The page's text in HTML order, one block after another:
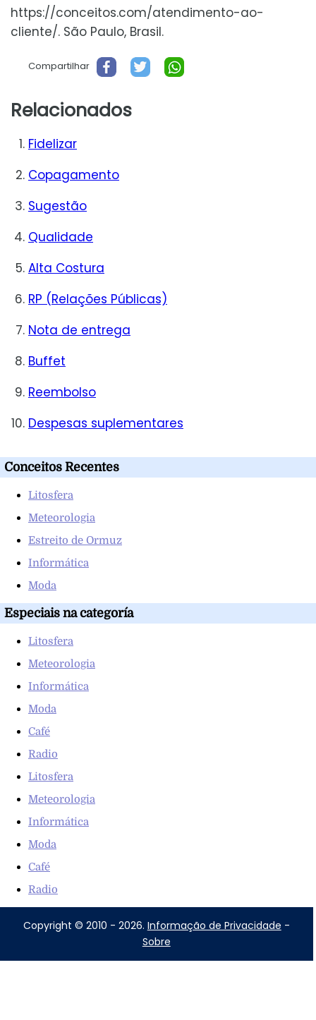
https://conceitos.com/atendimento-ao-
cliente/. São Paulo, Brasil.
Compartilhar
Relacionados
Fidelizar
Copagamento
Sugestão
Qualidade
Alta Costura
RP (Relações Públicas)
Nota de entrega
Buffet
Reembolso
Despesas suplementares
Conceitos Recentes
Litosfera
Meteorologia
Estreito de Ormuz
Informática
Moda
Especiais na categoría
Litosfera
Meteorologia
Informática
Moda
Café
Radio
Litosfera
Meteorologia
Informática
Moda
Café
Radio
Copyright © 2010 - 2026. Informação de Privacidade -
Sobre